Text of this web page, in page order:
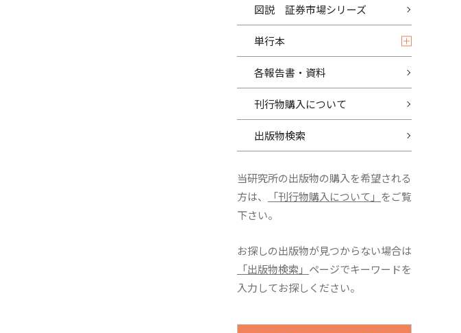
図説 証券市場シリーズ
単行本
各報告書・資料
刊行物購入について
出版物検索
当研究所の出版物の購入を希望される
方は、
「刊行物購入について」 をご覧
下さい。
お探しの出版物が見つからない場合は
「出版物検索」 ページでキーワードを
入力してお探しください。